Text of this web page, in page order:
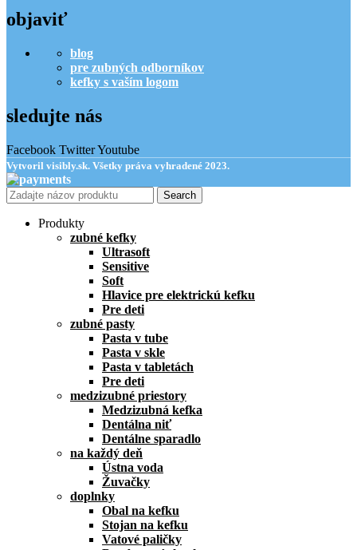
objaviť
blog
pre zubných odborníkov
kefky s vaším logom
sledujte nás
Facebook TwitterYoutube
Vytvoril visibly.sk. Všetky práva vyhradené 2023.
Search
Produkty
zubné kefky
Ultrasoft
Sensitive
Soft
Hlavice pre elektrickú kefku
Pre deti
zubné pasty
Pasta v tube
Pasta v skle
Pasta v tabletách
Pre deti
medzizubné priestory
Medzizubná kefka
Dentálna niť
Dentálne sparadlo
na každý deň
Ústna voda
Žuvačky
doplnky
Obal na kefku
Stojan na kefku
Vatové paličky